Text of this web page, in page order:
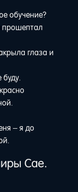
обучение?
прошептал
глаза и
буду.
– я до
Сае.